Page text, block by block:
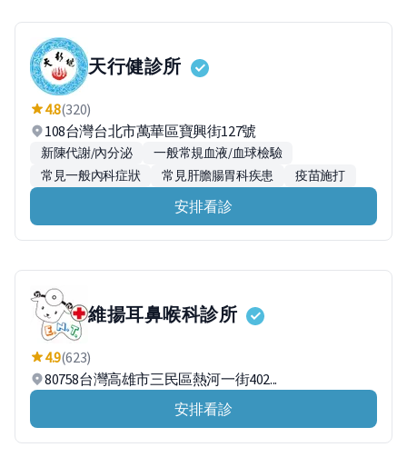
天行健診所
4.8(320)
108台灣台北市萬華區寶興街127號
新陳代謝/內分泌
一般常規血液/血球檢驗
常見一般內科症狀
常見肝膽腸胃科疾患 疫苗施打
安排看診
維揚耳鼻喉科診所
4.9(623)
80758台灣高雄市三民區熱河一街402...
安排看診